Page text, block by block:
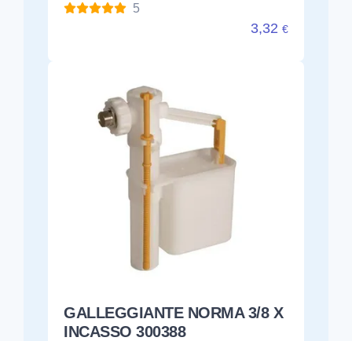
5
3,32 €
GALLEGGIANTE NORMA 3/8 X
INCASSO 300388